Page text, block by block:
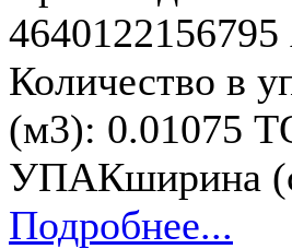
Количество в
(м3): 0.01075
УПАКширина
Подробнее...